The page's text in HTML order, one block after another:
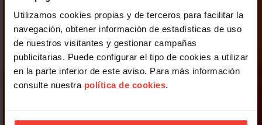
Utilizamos cookies propias y de terceros para facilitar la
navegación, obtener información de estadísticas de uso
de nuestros visitantes y gestionar campañas
publicitarias. Puede configurar el tipo de cookies a utilizar
en la parte inferior de este aviso. Para más información
consulte nuestra política de cookies.